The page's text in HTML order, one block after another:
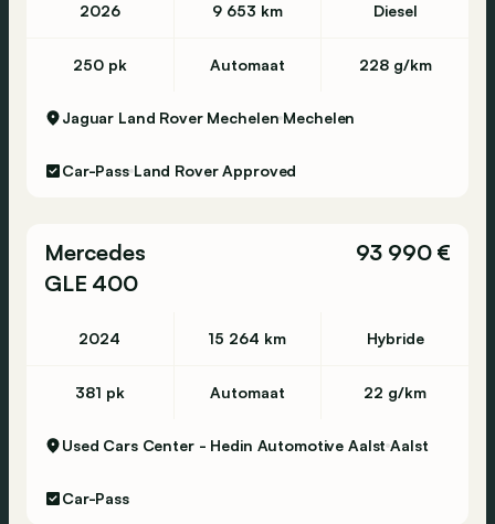
2026 9 653 km Diesel
250 pk Automaat 228 g/km
Jaguar Land Rover Mechelen Mechelen
Car-Pass Land Rover Approved
Mercedes
GLE 400
93 990 €
2024 15 264 km Hybride
381 pk Automaat 22 g/km
Used Cars Center - Hedin Automotive Aalst Aalst
Car-Pass